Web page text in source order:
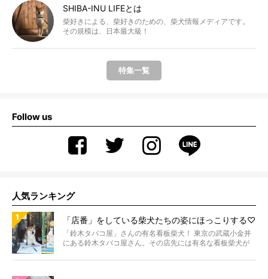
SHIBA-INU LIFEとは
柴好きによる、柴好きのための、柴犬情報メディアです。
その規模は、日本最大級！
特集一覧
Follow us
人気ランキング
「店番」をしている柴犬たちの姿にほっこりする♡
「鈴木タバコ屋」さんの有名看板柴犬！ 東京の武蔵小金井
にある鈴木タバコ屋さん。その店先には有名な看板柴犬が